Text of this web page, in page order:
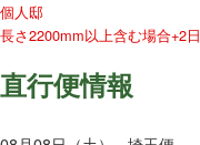
個人邸
長さ2200mm以上含む場合+2日
直行便情報